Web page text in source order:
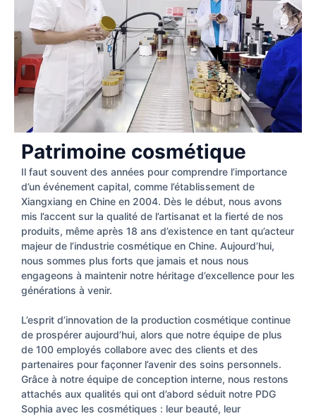
Patrimoine cosmétique
Il faut souvent des années pour comprendre l’importance
d’un événement capital, comme l’établissement de
Xiangxiang en Chine en 2004. Dès le début, nous avons
mis l’accent sur la qualité de l’artisanat et la fierté de nos
produits, même après 18 ans d’existence en tant qu’acteur
majeur de l’industrie cosmétique en Chine. Aujourd’hui,
nous sommes plus forts que jamais et nous nous
engageons à maintenir notre héritage d’excellence pour les
générations à venir.
L’esprit d’innovation de la production cosmétique continue
de prospérer aujourd’hui, alors que notre équipe de plus
de 100 employés collabore avec des clients et des
partenaires pour façonner l’avenir des soins personnels.
Grâce à notre équipe de conception interne, nous restons
attachés aux qualités qui ont d’abord séduit notre PDG
Sophia avec les cosmétiques : leur beauté, leur